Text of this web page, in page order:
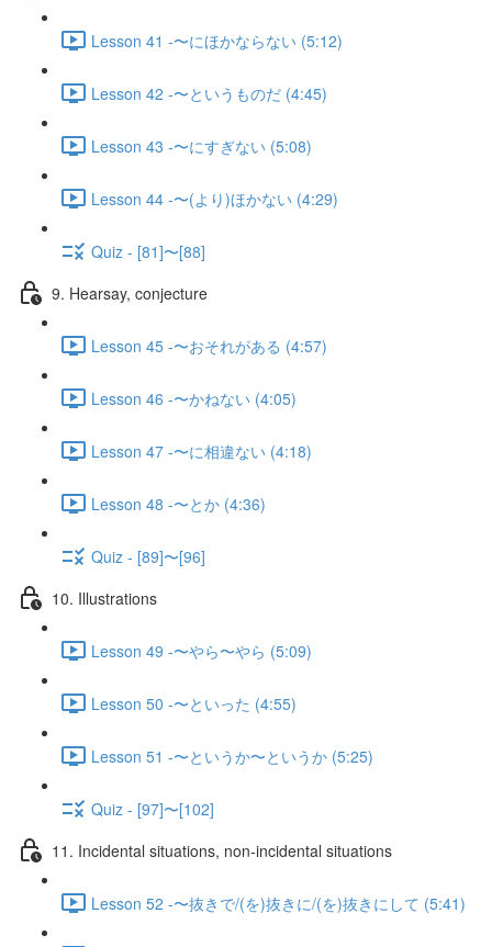
Lesson 41 -〜にほかならない (5:12)
Lesson 42 -〜というものだ (4:45)
Lesson 43 -〜にすぎない (5:08)
Lesson 44 -〜(より)ほかない (4:29)
Quiz - [81]〜[88]
9. Hearsay, conjecture
Lesson 45 -〜おそれがある (4:57)
Lesson 46 -〜かねない (4:05)
Lesson 47 -〜に相違ない (4:18)
Lesson 48 -〜とか (4:36)
Quiz - [89]〜[96]
10. Illustrations
Lesson 49 -〜やら〜やら (5:09)
Lesson 50 -〜といった (4:55)
Lesson 51 -〜というか〜というか (5:25)
Quiz - [97]〜[102]
11. Incidental situations, non-incidental situations
Lesson 52 -〜抜きで/(を)抜きに/(を)抜きにして (5:41)